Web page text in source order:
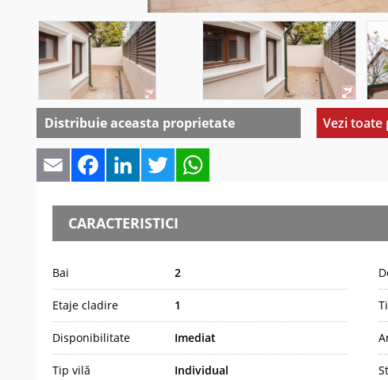
Distribuie aceasta proprietate
Email FacebookLinkedInTwitterWhatsApp
Vezi
CARACTERISTICI
Bai 2
Etaje cladire 1
Disponibilitate Imediat
Tip vilă Individual